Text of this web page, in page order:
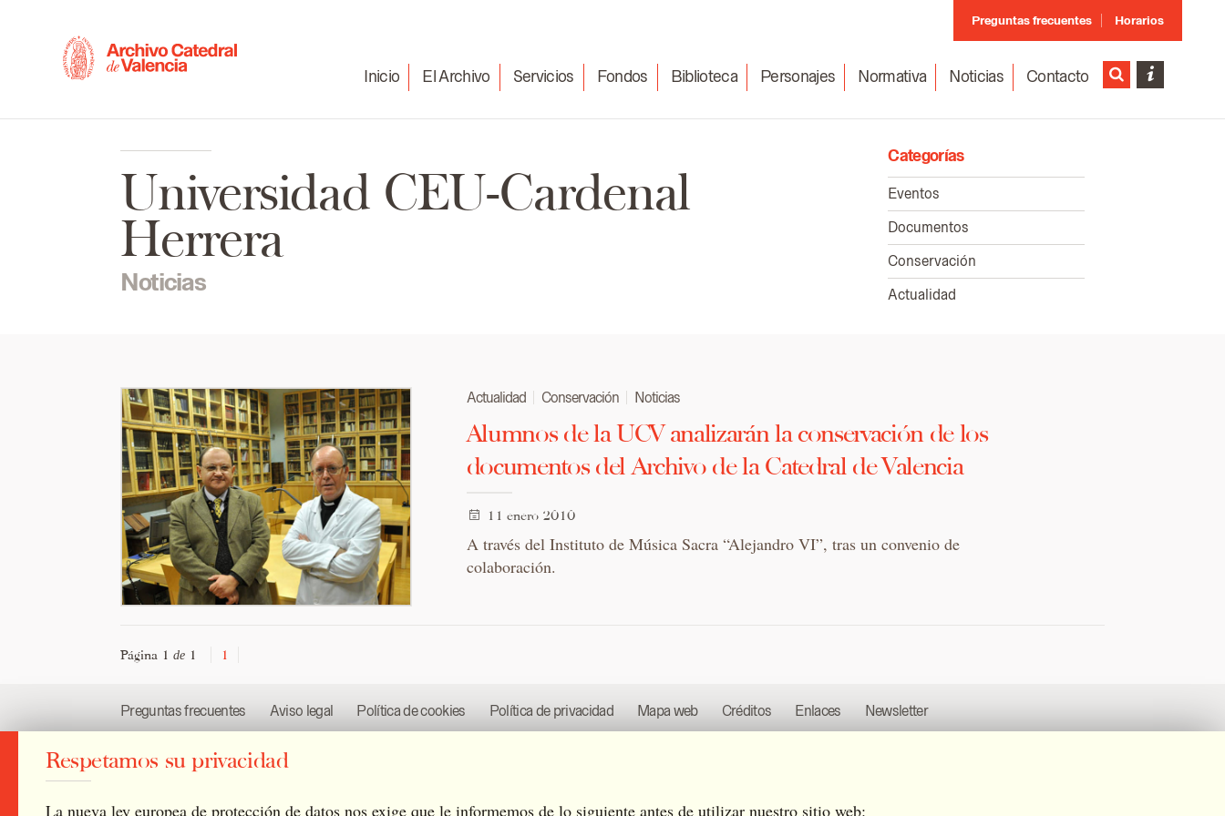
Preguntas frecuentes Horarios
Inicio El Archivo Servicios Fondos Biblioteca Personajes Normativa Noticias Contacto
Universidad CEU-Cardenal
Herrera
Noticias
Categorías
Eventos
Documentos
Conservación
Actualidad
Actualidad Conservación Noticias
Alumnos de la UCV analizarán la conservación de los
documentos del Archivo de la Catedral de Valencia
11 enero 2010
A través del Instituto de Música Sacra “Alejandro VI”, tras un convenio de
colaboración.
Página 1 de 1 1
Preguntas frecuentes Aviso legal Política de cookies Política de privacidad Mapa web Créditos Enlaces Newsletter
2026 © Archivo Catedral de Valencia
Respetamos su privacidad
La nueva ley europea de protección de datos nos exige que le informemos de lo siguiente antes de utilizar nuestro sitio web: